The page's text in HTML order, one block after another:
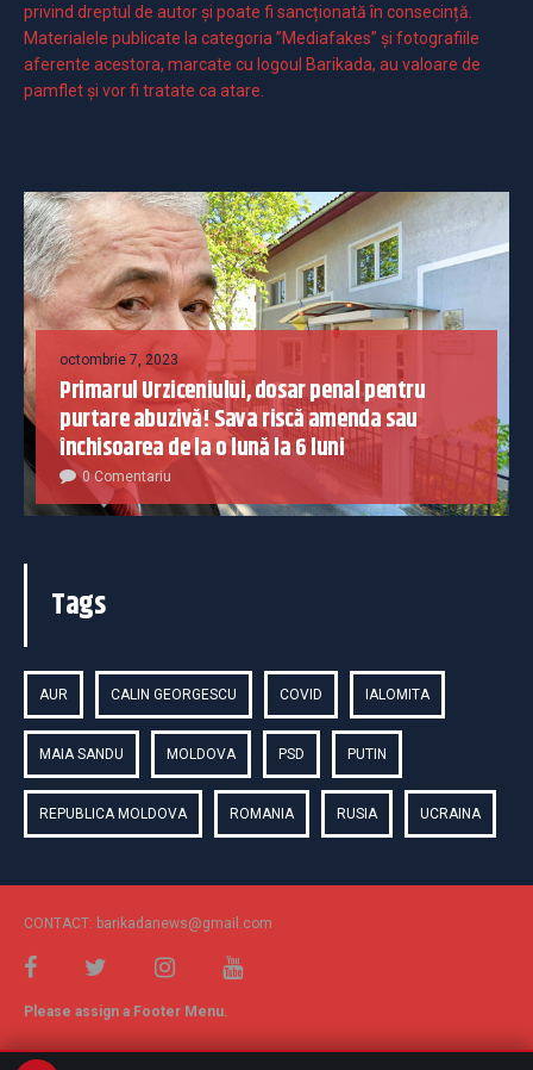
privind dreptul de autor și poate fi sancționată în consecință.
Materialele publicate la categoria ”Mediafakes” și fotografiile
aferente acestora, marcate cu logoul Barikada, au valoare de
pamflet și vor fi tratate ca atare.
octombrie 7, 2023
Primarul Urziceniului, dosar penal pentru
purtare abuzivă! Sava riscă amenda sau
închisoarea de la o lună la 6 luni
0 Comentariu
Tags
AUR CALIN GEORGESCU COVID IALOMITA
MAIA SANDU MOLDOVA PSD PUTIN
REPUBLICA MOLDOVA ROMANIA RUSIA UCRAINA
CONTACT: barikadanews@gmail.com
Please assign a Footer Menu.